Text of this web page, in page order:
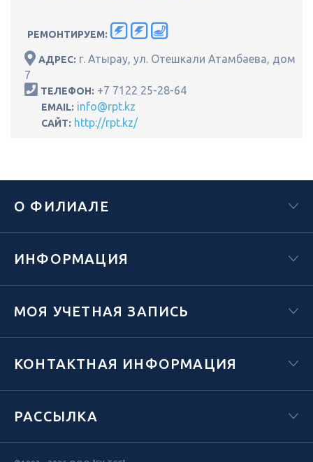
РЕМОНТИРУЕМ:
АДРЕС: г. Атырау, ул. Отешкали Атамбаева, дом
7
ТЕЛЕФОН: +7 7122 25-28-64
EMAIL: info@rpt.kz
САЙТ: http://rpt.kz/
О ФИЛИАЛЕ
ИНФОРМАЦИЯ
МОЯ УЧЕТНАЯ ЗАПИСЬ
КОНТАКТНАЯ ИНФОРМАЦИЯ
РАССЫЛКА